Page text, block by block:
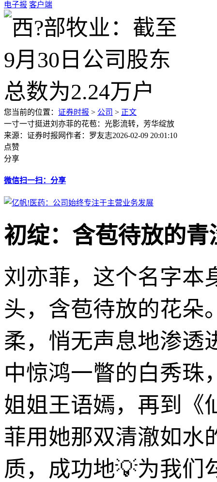
电子报 客户端
您当前的位置： 证券时报 > 公司 > 正文
一寸一寸挺进刘亦菲的花苞：光影流转，芳华绽放
来源：证券时报网作者：罗友志2026-02-09 20:01:10
点赞
分享
微信扫一扫：分享
初绽：含苞待放的青
刘亦菲，这个名字本
头，含苞待放的花朵
柔，悄无声息地渗透
中惊鸿一瞥的白秀珠
姐姐王语嫣，再到《
菲用她那双清澈如水
质，成功地💡为我们